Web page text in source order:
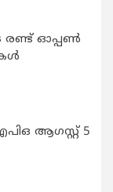
ഓപ്പണ്‍
ആഗസ്റ്റ് 5